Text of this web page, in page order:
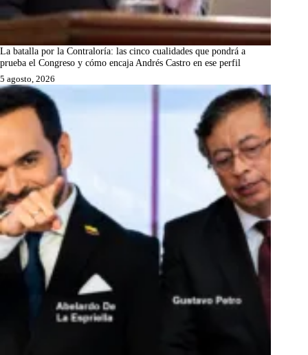
La batalla por la Contraloría: las cinco cualidades que pondrá a
prueba el Congreso y cómo encaja Andrés Castro en ese perfil
5 agosto, 2026